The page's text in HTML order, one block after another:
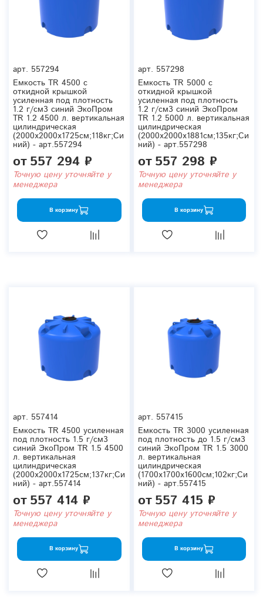
арт. 557294
Емкость TR 4500 с
откидной крышкой
усиленная под плотность
1.2 г/см3 синий ЭкоПром
TR 1.2 4500 л. вертикальная
цилиндрическая
(2000x2000x1725см;118кг;Си
ний) - арт.557294
от557 294 ₽
Точную цену уточняйте у
менеджера
В корзину
арт. 557298
Емкость TR 5000 с
откидной крышкой
усиленная под плотность
1.2 г/см3 синий ЭкоПром
TR 1.2 5000 л. вертикальная
цилиндрическая
(2000x2000x1881см;135кг;Си
ний) - арт.557298
от557 298 ₽
Точную цену уточняйте у
менеджера
В корзину
арт. 557414
Емкость TR 4500 усиленная
под плотность 1.5 г/см3
синий ЭкоПром TR 1.5 4500
л. вертикальная
цилиндрическая
(2000x2000x1725см;137кг;Си
ний) - арт.557414
от557 414 ₽
Точную цену уточняйте у
менеджера
В корзину
арт. 557415
Емкость TR 3000 усиленная
под плотность до 1.5 г/см3
синий ЭкоПром TR 1.5 3000
л. вертикальная
цилиндрическая
(1700x1700x1600см;102кг;Си
ний) - арт.557415
от557 415 ₽
Точную цену уточняйте у
менеджера
В корзину